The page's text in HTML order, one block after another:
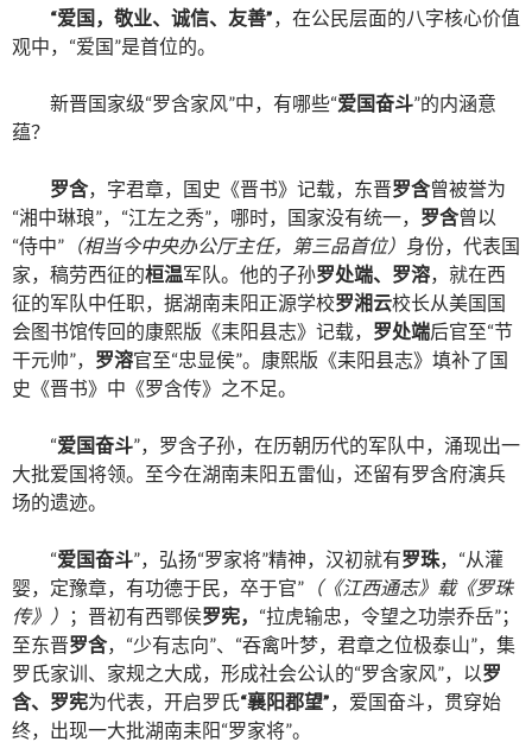
“爱国，敬业、诚信、友善”，在公民层面的八字核心价值
观中， “爱国”是首位的。
新晋国家级“罗含家风”中，有哪些“爱国奋斗”的内涵意
蕴？
罗含，字君章，国史《晋书》记载，东晋罗含曾被誉为
“湘中琳琅”， “江左之秀”，哪时，国家没有统一， 罗含曾以
“侍中” （相当今中央办公厅主任，第三品首位） 身份，代表国
家，稿劳西征的桓温军队。他的子孙罗处端、罗溶，就在西
征的军队中任职，据湖南耒阳正源学校罗湘云校长从美国国
会图书馆传回的康熙版《耒阳县志》记载， 罗处端后官至“节
干元帅”， 罗溶官至“忠显侯”。康熙版《耒阳县志》填补了国
史《晋书》中《罗含传》之不足。
“爱国奋斗”，罗含子孙，在历朝历代的军队中，涌现出一
大批爱国将领。至今在湖南耒阳五雷仙，还留有罗含府演兵
场的遗迹。
“爱国奋斗”，弘扬“罗家将”精神，汉初就有罗珠， “从灌
婴，定豫章，有功德于民，卒于官” （《江西通志》载《罗珠
传》）
；晋初有西鄂侯罗宪， “拉虎输忠，令望之功崇乔岳”；
至东晋罗含， “少有志向”、 “吞禽叶梦，君章之位极泰山”，集
罗氏家训、家规之大成，形成社会公认的“罗含家风”，以罗
含、罗宪为代表，开启罗氏“襄阳郡望”，爱国奋斗，贯穿始
终，出现一大批湖南耒阳“罗家将”。